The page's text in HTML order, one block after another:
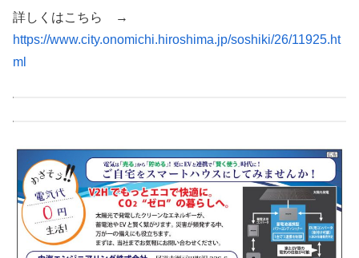
詳しくはこちら →
https://www.city.onomichi.hiroshima.jp/soshiki/26/11925.ht
ml